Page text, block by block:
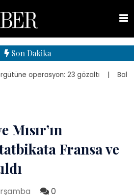
Son Dakika
operasyon: 23 gözaltı | Bakan
Mısır’ın
Fransa ve
0